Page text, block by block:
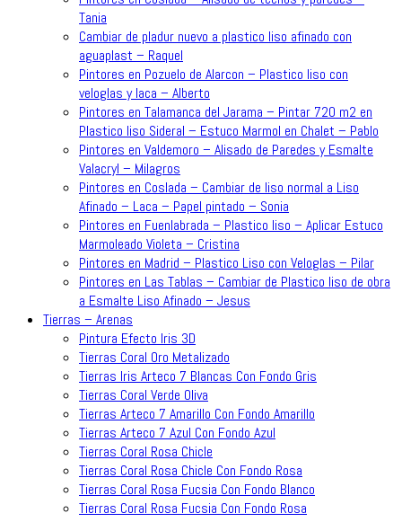
Tania
Cambiar de pladur nuevo a plastico liso afinado con
aguaplast – Raquel
Pintores en Pozuelo de Alarcon – Plastico liso con
veloglas y laca – Alberto
Pintores en Talamanca del Jarama – Pintar 720 m2 en
Plastico liso Sideral – Estuco Marmol en Chalet – Pablo
Pintores en Valdemoro – Alisado de Paredes y Esmalte
Valacryl – Milagros
Pintores en Coslada – Cambiar de liso normal a Liso
Afinado – Laca – Papel pintado – Sonia
Pintores en Fuenlabrada – Plastico liso – Aplicar Estuco
Marmoleado Violeta – Cristina
Pintores en Madrid – Plastico Liso con Veloglas – Pilar
Pintores en Las Tablas – Cambiar de Plastico liso de obra
a Esmalte Liso Afinado – Jesus
Tierras – Arenas
Pintura Efecto Iris 3D
Tierras Coral Oro Metalizado
Tierras Iris Arteco 7 Blancas Con Fondo Gris
Tierras Coral Verde Oliva
Tierras Arteco 7 Amarillo Con Fondo Amarillo
Tierras Arteco 7 Azul Con Fondo Azul
Tierras Coral Rosa Chicle
Tierras Coral Rosa Chicle Con Fondo Rosa
Tierras Coral Rosa Fucsia Con Fondo Blanco
Tierras Coral Rosa Fucsia Con Fondo Rosa